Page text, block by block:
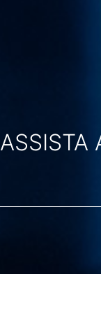
ASSISTA